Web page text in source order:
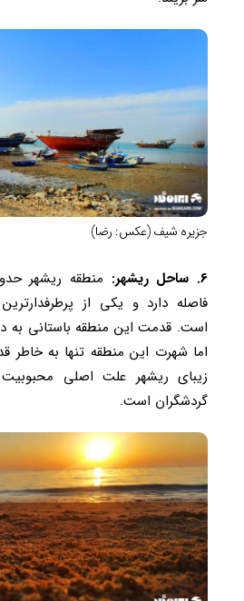
جزیره شیف (عکس: رضا)
۶. ساحل ریشهر:
فاصله دارد و یکی از
است. قدمت این منطقه باستانی به
اما شهرت این منطقه تنها به
زیبای ریشهر علت اصلی
گردشگران است.